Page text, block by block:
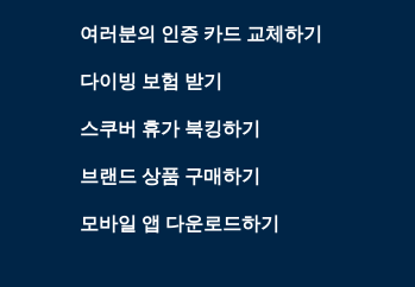
여러분의 인증 카드 교체하기
다이빙 보험 받기
스쿠버 휴가 북킹하기
브랜드 상품 구매하기
모바일 앱 다운로드하기